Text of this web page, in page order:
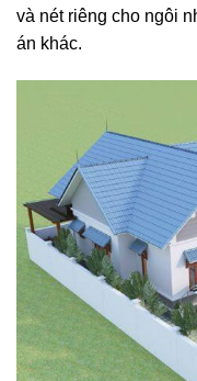
và nét riêng cho ngôi
án khác.